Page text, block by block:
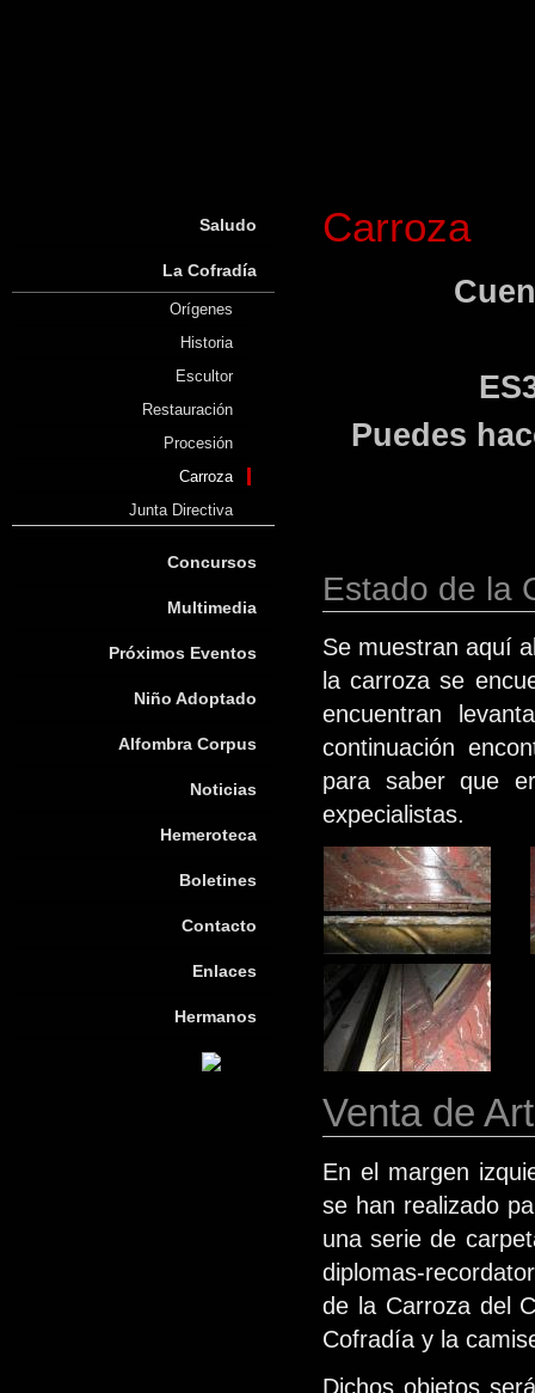
Carroza
Puedes
Estado de la
Se muestran aquí
la carroza se
encuentran
continuación
para saber que
expecialistas.
Venta de
En el margen
se han realizado
una serie de
diplomas-
de la Carroza del
Cofradía y la
Dichos objetos
Saludo
La Cofradía
Orígenes
Historia
Escultor
Restauración
Procesión
Carroza
Junta Directiva
Concursos
Multimedia
Próximos Eventos
Niño Adoptado
Alfombra Corpus
Noticias
Hemeroteca
Boletines
Contacto
Enlaces
Hermanos